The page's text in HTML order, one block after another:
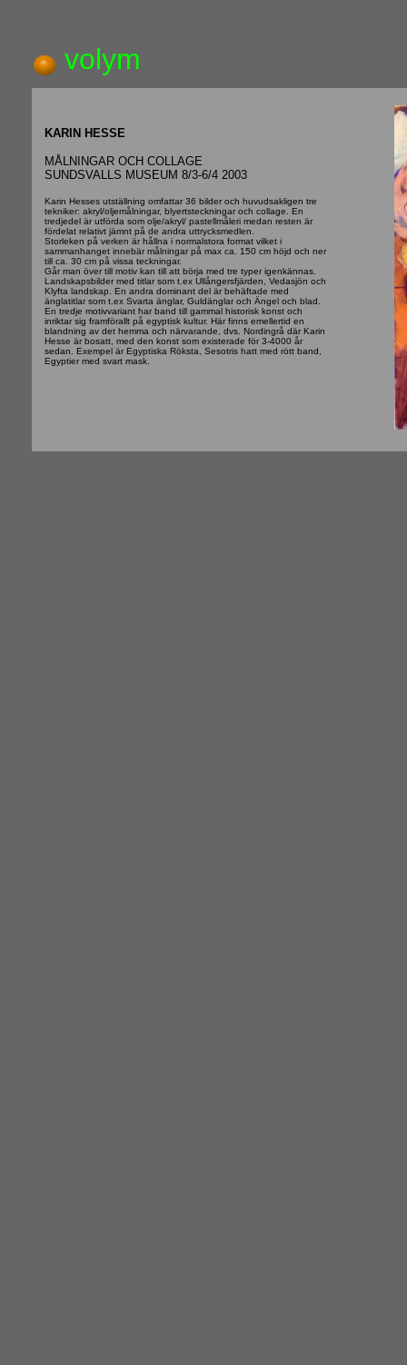
volym
KARIN HESSE
MÅLNINGAR OCH COLLAGE
SUNDSVALLS MUSEUM 8/3-6/4 2003
Karin Hesses utställning omfattar 36 bilder och huvudsakligen tre
tekniker: akryl/oljemålningar, blyertsteckningar och collage. En
tredjedel är utförda som olje/akryl/ pastellmåleri medan resten är
fördelat relativt jämnt på de andra uttrycksmedlen.
Storleken på verken är hållna i normalstora format vilket i
sammanhanget innebär målningar på max ca. 150 cm höjd och ner
till ca. 30 cm på vissa teckningar.
Går man över till motiv kan till att börja med tre typer igenkännas.
Landskapsbilder med titlar som t.ex Ullångersfjärden, Vedasjön och
Klyfta landskap. En andra dominant del är behäftade med
änglatitlar som t.ex Svarta änglar, Guldänglar och Ängel och blad.
En tredje motivvariant har band till gammal historisk konst och
inriktar sig framförallt på egyptisk kultur. Här finns emellertid en
blandning av det hemma och närvarande, dvs. Nordingrå där Karin
Hesse är bosatt, med den konst som existerade för 3-4000 år
sedan. Exempel är Egyptiska Röksta, Sesotris hatt med rött band,
Egyptier med svart mask.